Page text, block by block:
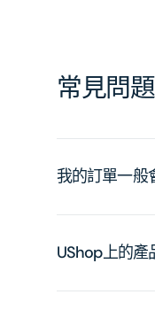
常見問題
我的訂單一般
UShop上的產